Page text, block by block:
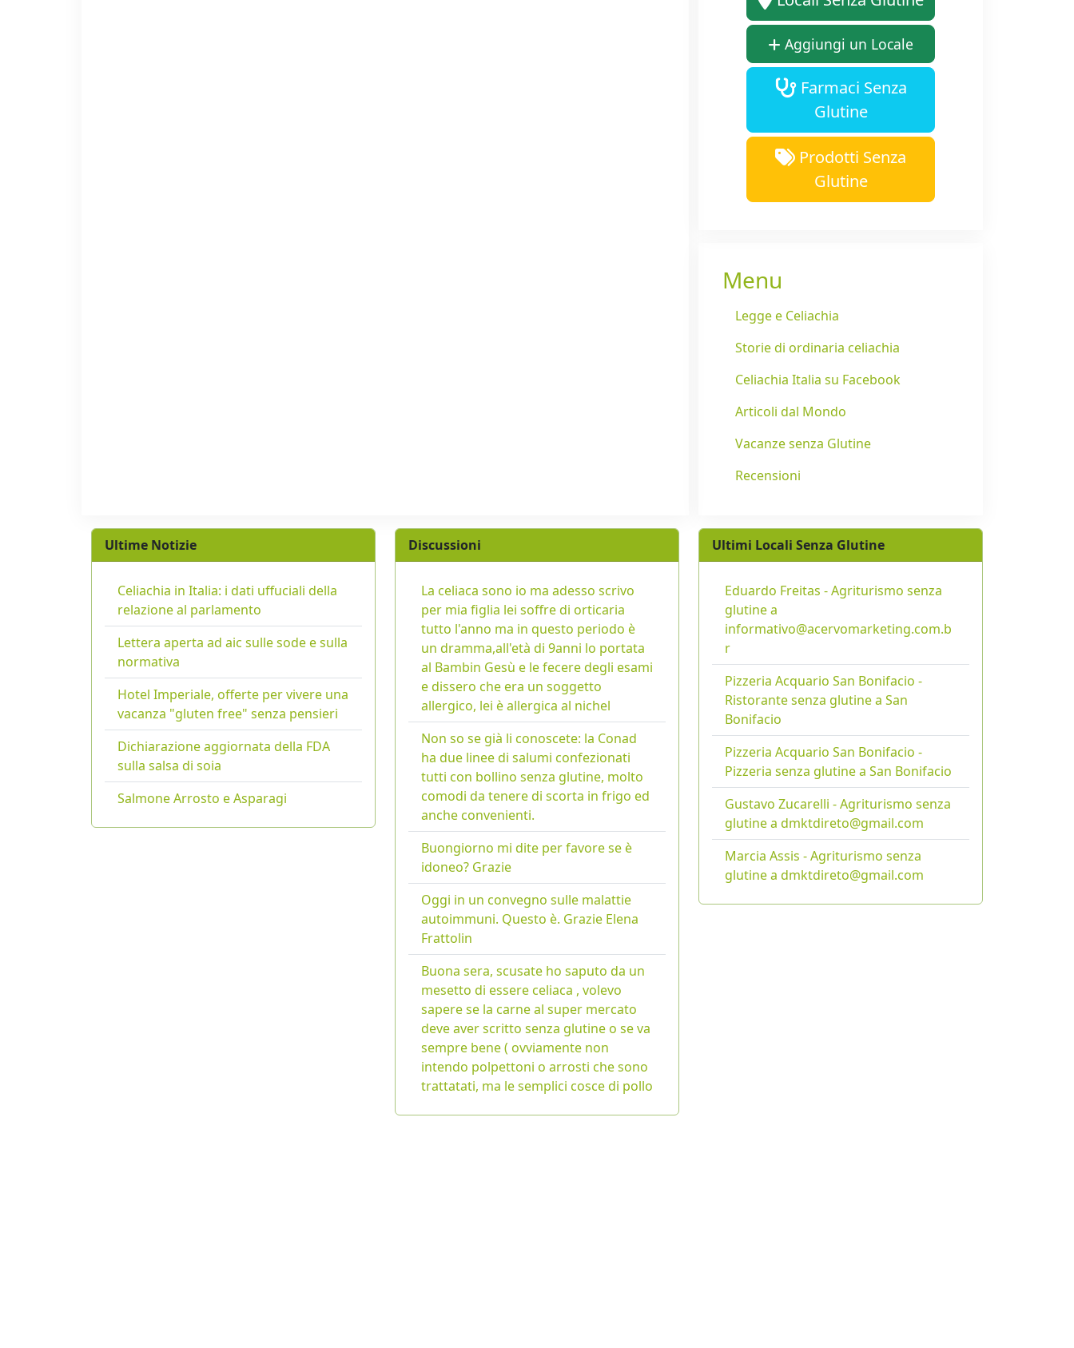
Aggiungi un Locale
Farmaci Senza
Glutine
Prodotti Senza
Glutine
Menu
Legge e Celiachia
Storie di ordinaria celiachia
Celiachia Italia su Facebook
Articoli dal Mondo
Vacanze senza Glutine
Recensioni
Ultime Notizie
Celiachia in Italia: i dati uffuciali della
relazione al parlamento
Lettera aperta ad aic sulle sode e sulla
normativa
Hotel Imperiale, offerte per vivere una
vacanza "gluten free" senza pensieri
Dichiarazione aggiornata della FDA
sulla salsa di soia
Salmone Arrosto e Asparagi
Discussioni
La celiaca sono io ma adesso scrivo
per mia figlia lei soffre di orticaria
tutto l'anno ma in questo periodo è
un dramma,all'età di 9anni lo portata
al Bambin Gesù e le fecere degli esami
e dissero che era un soggetto
allergico, lei è allergica al nichel
Non so se già li conoscete: la Conad
ha due linee di salumi confezionati
tutti con bollino senza glutine, molto
comodi da tenere di scorta in frigo ed
anche convenienti.
Buongiorno mi dite per favore se è
idoneo? Grazie
Oggi in un convegno sulle malattie
autoimmuni. Questo è. Grazie Elena
Frattolin
Buona sera, scusate ho saputo da un
mesetto di essere celiaca , volevo
sapere se la carne al super mercato
deve aver scritto senza glutine o se va
sempre bene ( ovviamente non
intendo polpettoni o arrosti che sono
trattatati, ma le semplici cosce di pollo
Ultimi Locali Senza Glutine
Eduardo Freitas - Agriturismo senza
glutine a
informativo@acervomarketing.com.b
r
Pizzeria Acquario San Bonifacio -
Ristorante senza glutine a San
Bonifacio
Pizzeria Acquario San Bonifacio -
Pizzeria senza glutine a San Bonifacio
Gustavo Zucarelli - Agriturismo senza
glutine a dmktdireto@gmail.com
Marcia Assis - Agriturismo senza
glutine a dmktdireto@gmail.com